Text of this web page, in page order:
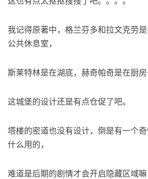
我记得原著中，格兰芬多和拉文克劳
公共休息室，
斯莱特林是在湖底，赫奇帕奇是在厨房
这城堡的设计还是有点仓促了吧。
塔楼的密道也没有设计，倒是有一个
什么用的，
难道是后期的剧情才会开启隐藏区域嘛